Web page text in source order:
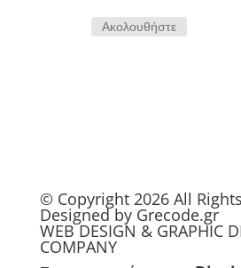
Ακολουθήστε
© Copyright 2026 All
Designed by Grecode.gr
WEB DESIGN & GRAPHIC
COMPANY